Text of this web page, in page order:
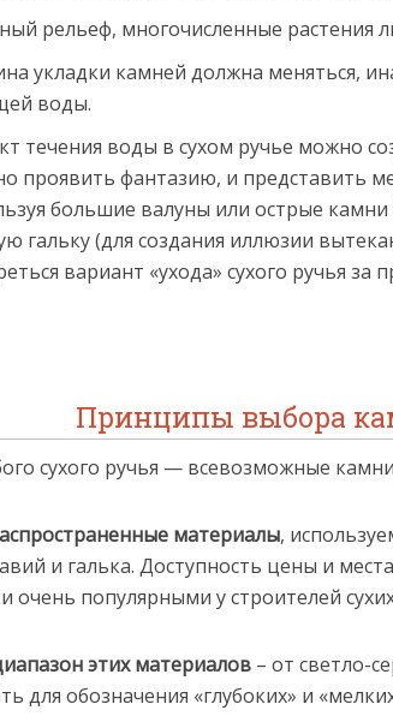
рельеф, многочисленные растения
укладки камней должна меняться,
воды.
течения воды в сухом ручье можно
проявить фантазию, и представить
большие валуны или острые
гальку (для создания иллюзии
вариант «ухода» сухого ручья за
Принципы выбора
сухого ручья — всевозможные
материалы,
и галька. Доступность цены и
очень популярными у строителей
этих материалов – от светло-
для обозначения «глубоких» и